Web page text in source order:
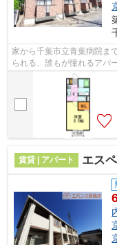
家から千葉市立青葉病院ま
られる、誰もが憧れるアパ
駅利用可能な物件です。「
賃貸 | アパート エス